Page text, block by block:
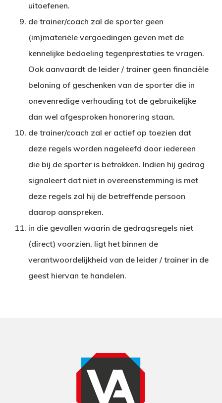
uitoefenen.
de trainer/coach zal de sporter geen
(im)materiële vergoedingen geven met de
kennelijke bedoeling tegenprestaties te vragen.
Ook aanvaardt de leider / trainer geen financiële
beloning of geschenken van de sporter die in
onevenredige verhouding tot de gebruikelijke
dan wel afgesproken honorering staan.
de trainer/coach zal er actief op toezien dat
deze regels worden nageleefd door iedereen
die bij de sporter is betrokken. Indien hij gedrag
signaleert dat niet in overeenstemming is met
deze regels zal hij de betreffende persoon
daarop aanspreken.
in die gevallen waarin de gedragsregels niet
(direct) voorzien, ligt het binnen de
verantwoordelijkheid van de leider / trainer in de
geest hiervan te handelen.